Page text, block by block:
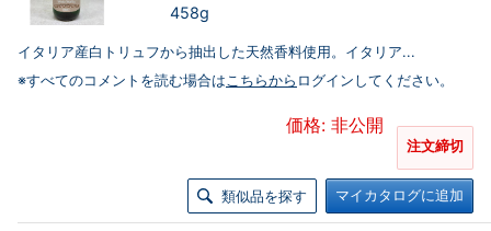
458g
イタリア産白トリュフから抽出した天然香料使用。イタリア...
※すべてのコメントを読む場合はこちらから ログインしてください。
価格: 非公開
注文締切
類似品を探す マイカタログに追加